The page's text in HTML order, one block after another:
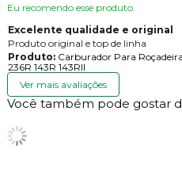
Eu recomendo esse produto.
Excelente qualidade e original
Produto original e top de linha
Produto:Carburador Para
236R 143R 143RII
Ver mais avaliações
Você também pode gostar